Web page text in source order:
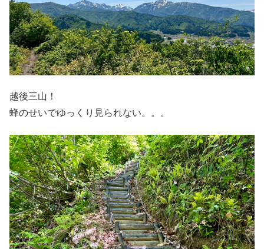
越後三山！
蜂のせいでゆっくり見られない。。。